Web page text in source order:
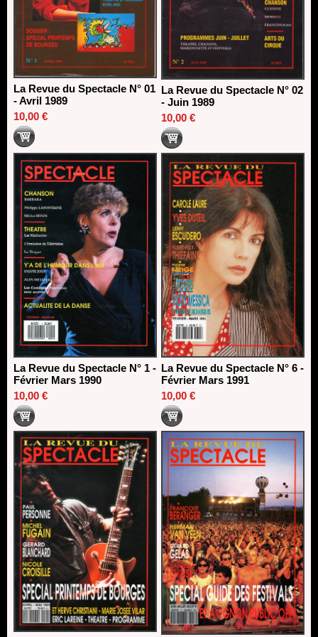
La Revue du Spectacle N° 01
- Avril 1989
10,00 €
La Revue du Spectacle N° 02
- Juin 1989
10,00 €
La Revue du Spectacle N° 1 -
Février Mars 1990
10,00 €
La Revue du Spectacle N° 6 -
Février Mars 1991
10,00 €